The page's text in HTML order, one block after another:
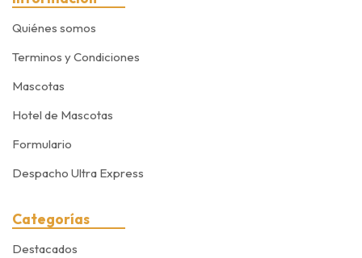
Quiénes somos
Terminos y Condiciones
Mascotas
Hotel de Mascotas
Formulario
Despacho Ultra Express
Categorías
Destacados